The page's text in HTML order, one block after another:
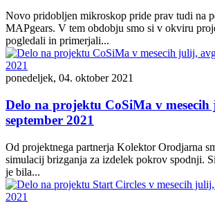
Novo pridobljen mikroskop pride prav tudi na
MAPgears. V tem obdobju smo si v okviru
pogledali in primerjali...
ponedeljek, 04. oktober 2021
Delo na projektu CoSiMa v
september 2021
Od projektnega partnerja Kolektor Orodjarna
simulacij brizganja za izdelek pokrov spodnji.
je bila...